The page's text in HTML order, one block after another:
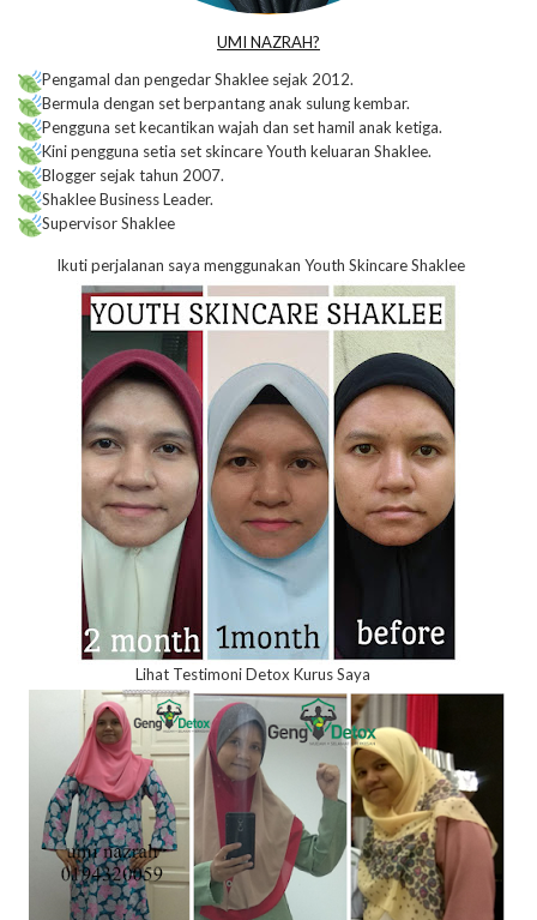
UMI NAZRAH?
Pengamal dan pengedar Shaklee sejak 2012.
Bermula dengan set berpantang anak sulung kembar.
Pengguna set kecantikan wajah dan set hamil anak ketiga.
Kini pengguna setia set skincare Youth keluaran Shaklee.
Blogger sejak tahun 2007.
Shaklee Business Leader.
Supervisor Shaklee
Ikuti perjalanan saya menggunakan Youth Skincare Shaklee
Lihat Testimoni Detox Kurus Saya